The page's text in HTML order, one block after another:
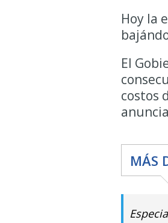
Hoy la
El
costos
MÁS